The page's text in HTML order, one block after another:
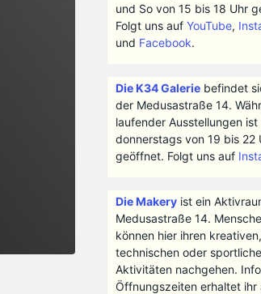
und So von 15 bis 18 Uhr
Folgt uns auf YouTube,
und Facebook.
Die K34 Galeriebefindet
der Medusastraße 14.
laufender Ausstellungen ist
donnerstags von 19 bis 22
geöffnet. Folgt uns auf
Die Makeryist ein
Medusastraße 14.
können hier ihren kreativen,
technischen oder
Aktivitäten nachgehen.
Öffnungszeiten erhaltet ihr